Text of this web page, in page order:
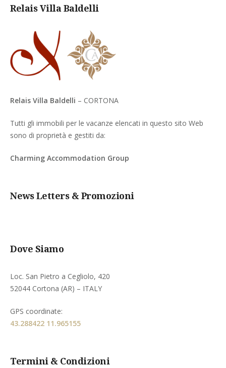
Relais Villa Baldelli
Relais Villa Baldelli – CORTONA
Tutti gli immobili per le vacanze elencati in questo sito Web
sono di proprietà e gestiti da:
Charming Accommodation Group
News Letters & Promozioni
Dove Siamo
Loc. San Pietro a Cegliolo, 420
52044 Cortona (AR) – ITALY
GPS coordinate:
43.288422 11.965155
Termini & Condizioni